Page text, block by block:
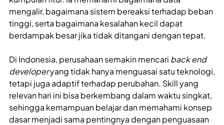
mengalir, bagaimana sistem bereaksi terhadap beban
tinggi, serta bagaimana kesalahan kecil dapat
berdampak besar jika tidak ditangani dengan tepat.
Di Indonesia, perusahaan semakin mencari back end
developeryang tidak hanya menguasai satu teknologi,
tetapi juga adaptif terhadap perubahan. Skill yang
relevan hari ini bisa berkembang dalam waktu singkat,
sehingga kemampuan belajar dan memahami konsep
dasar menjadi sama pentingnya dengan penguasaan